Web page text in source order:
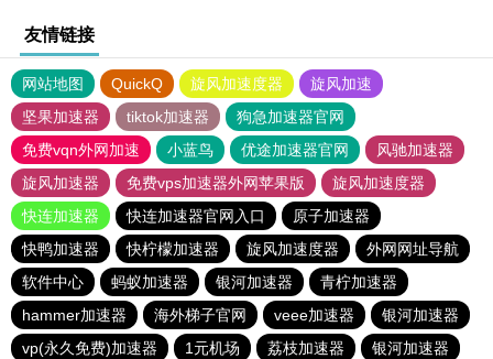
友情链接
网站地图 QuickQ 旋风加速度器
旋风加速
坚果加速器
tiktok加速器
狗急加速器官网
免费vqn外网加速
小蓝鸟 优途加速器官网
风驰加速器
旋风加速器
免费vps加速器外网苹果版
旋风加速度器
快连加速器
快连加速器官网入口
原子加速器
快鸭加速器
快柠檬加速器 旋风加速度器
外网网址导航
软件中心
蚂蚁加速器 银河加速器
青柠加速器
hammer加速器
海外梯子官网 veee加速器
银河加速器
vp(永久免费)加速器
1元机场 荔枝加速器
银河加速器